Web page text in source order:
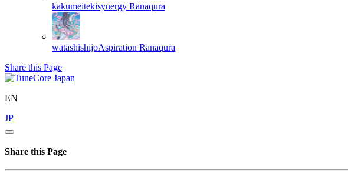
kakumeitekisynergy Ranaqura
watashishijoAspiration Ranaqura
Share this Page
EN
JP
Share this Page